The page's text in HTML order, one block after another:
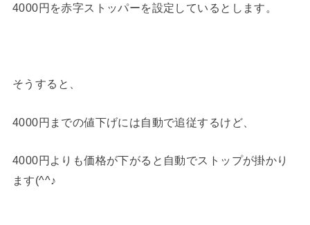
4000円を赤字ストッパーを設定しているとします。
そうすると、
4000円までの値下げには自動で追従するけど、
4000円よりも価格が下がると自動でストップが掛かり
ます(^^♪